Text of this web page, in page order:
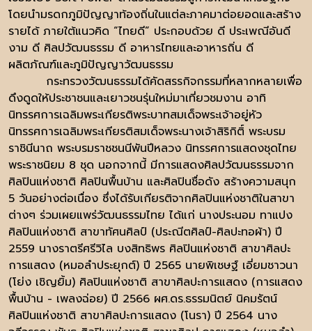
โดยนำมรดกภูมิปัญญาท้องถิ่นในแต่ละภาคมาต่อยอดและสร้าง
รายได้ ภายใต้แนวคิด “ไทยดี” ประกอบด้วย ดี ประเพณีอันดี
งาม ดี ศิลปวัฒนธรรม ดี อาหารไทยและอาหารถิ่น ดี
ผลิตภัณฑ์และภูมิปัญญาวัฒนธรรม
กระทรวงวัฒนธรรมได้คัดสรรกิจกรรมที่หลากหลายเพื่อ
ดึงดูดให้ประชาชนและเยาวชนรุ่นใหม่มาเที่ยวชมงาน อาทิ
นิทรรศการเฉลิมพระเกียรติพระบาทสมเด็จพระเจ้าอยู่หัว
นิทรรศการเฉลิมพระเกียรติสมเด็จพระนางเจ้าสิริกิติ์ พระบรม
ราชินีนาถ พระบรมราชชนนีพันปีหลวง นิทรรศการแสดงชุดไทย
พระราชนิยม 8 ชุด นอกจากนี้ มีการแสดงศิลปวัฒนธรรมจาก
ศิลปินแห่งชาติ ศิลปินพื้นบ้าน และศิลปินชื่อดัง สร้างความสนุก
5 วันอย่างต่อเนื่อง ซึ่งได้รับเกียรติจากศิลปินแห่งชาติในสาขา
ต่างๆ ร่วมเผยแพร่วัฒนธรรมไทย ได้แก่ นางประนอม ทาแปง
ศิลปินแห่งชาติ สาขาทัศนศิลป์ (ประณีตศิลป์-ศิลปะทอผ้า) ปี
2559 นางราตรีศรีวิไล บงสิทธิพร ศิลปินแห่งชาติ สาขาศิลปะ
การแสดง (หมอลำประยุกต์) ปี 2565 นายพิเชษฐ์ เอี่ยมชาวนา
(โย่ง เชิญยิ้ม) ศิลปินแห่งชาติ สาขาศิลปะการแสดง (การแสดง
พื้นบ้าน - เพลงฉ่อย) ปี 2566 ผศ.ดร.ธรรมนิตย์ นิคมรัตน์
ศิลปินแห่งชาติ สาขาศิลปะการแสดง (โนรา) ปี 2564 นาง